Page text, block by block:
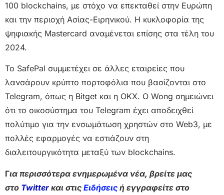
100 blockchains, με στόχο να επεκταθεί στην Ευρώπη
και την περιοχή Ασίας-Ειρηνικού. Η κυκλοφορία της
ψηφιακής Mastercard αναμένεται επίσης στα τέλη του
2024.
Το SafePal συμμετέχει σε άλλες εταιρείες που
λανσάρουν κρύπτο πορτοφόλια που βασίζονται στο
Telegram, όπως η Bitget και η OKX. Ο Wong σημειώνει
ότι το οικοσύστημα του Telegram έχει αποδειχθεί
πολύτιμο για την ενσωμάτωση χρηστών στο Web3, με
πολλές εφαρμογές να εστιάζουν στη
διαλειτουργικότητα μεταξύ των blockchains.
Για περισσότερα ενημερωμένα νέα, βρείτε μας
στο Twitter και στις Ειδήσεις ή εγγραφείτε στο